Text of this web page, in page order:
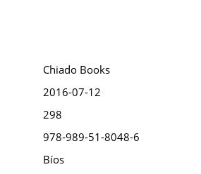
Chiado Books
2016-07-12
298
978-989-51-8048-6
Bíos